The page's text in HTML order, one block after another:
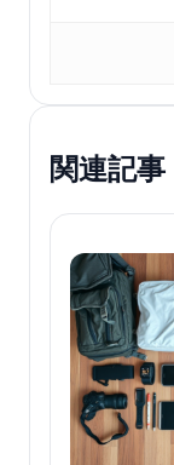
関連記事